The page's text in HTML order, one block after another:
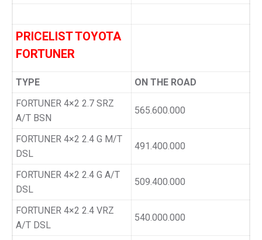
PRICELIST TOYOTA
FORTUNER
TYPE
ON THE ROAD
FORTUNER 4×2 2.7 SRZ
A/T BSN
565.600.000
FORTUNER 4×2 2.4 G M/T
DSL
491.400.000
FORTUNER 4×2 2.4 G A/T
DSL
509.400.000
FORTUNER 4×2 2.4 VRZ
A/T DSL
540.000.000